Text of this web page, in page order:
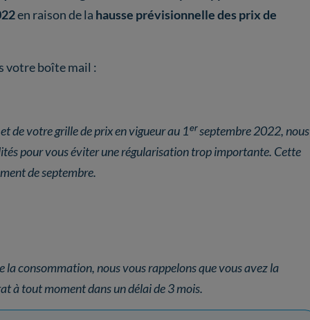
en raison de la hausse prévisionnelle des prix de
votre boîte mail :
de votre grille de prix en vigueur au 1ᵉʳ septembre 2022, nous
pour vous éviter une régularisation trop importante. Cette
de septembre.
consommation, nous vous rappelons que vous avez la
à tout moment dans un délai de 3 mois.